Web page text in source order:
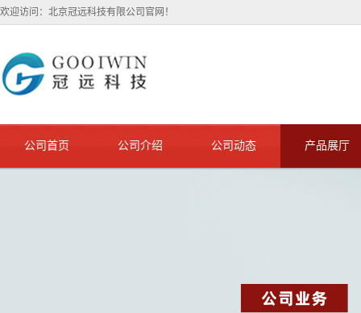
欢迎访问：北京冠远科技有限公司官网！
公司首页 公司介绍 公司动态 产品展厅